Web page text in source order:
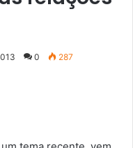
0 287